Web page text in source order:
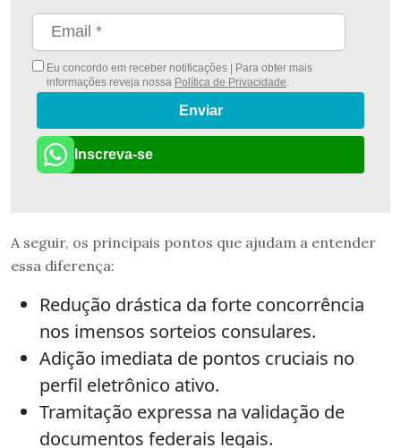
Eu concordo em receber notificações | Para obter mais
informações reveja nossa Política de Privacidade
Enviar
Inscreva-se
A seguir, os principais pontos que ajudam a entender
essa diferença:
Redução drástica da forte concorrência
nos imensos sorteios consulares.
Adição imediata de pontos cruciais no
perfil eletrônico ativo.
Tramitação expressa na validação de
documentos federais legais.